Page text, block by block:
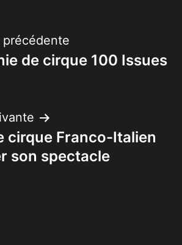
de cirque 100 Issues
cirque Franco-Italien
son spectacle